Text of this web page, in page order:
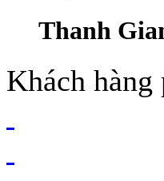
Thanh
Khách hàng